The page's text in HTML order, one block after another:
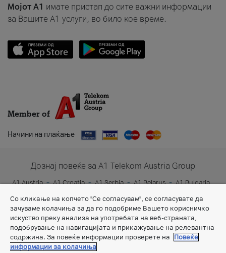
Мојот A1 имате пристап до сите важни информации
за Вашите A1 услуги, во било кое време.
Member of
Начини на плаќање
Дознај повеќе за A1 Telekom Austria Group
A1 Austria A1 Croatia A1 Serbia A1 Belarus
A1 Bulgaria
A1 Slovenia
A1 Digital
Со кликање на копчето "Се согласувам", се согласувате да
зачуваме колачиња за да го подобриме Вашето корисничко
искуство преку анализа на употребата на веб-страната,
подобрување на навигацијата и прикажување на релевантна
содржина. За повеќе информации проверете на
Повеќе
информации за колачиња